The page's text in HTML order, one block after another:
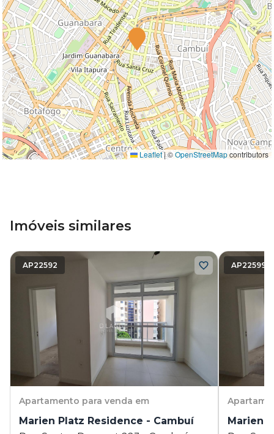
Leaflet|©OpenStreetMapcontributors
Imóveis similares
AP22592
Apartamento para venda em
Marien Platz Residence - Cambuí
AP22599
Marien